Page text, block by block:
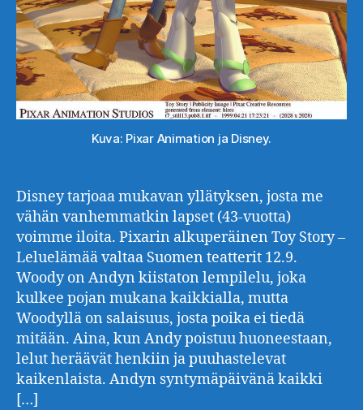
Kuva: Pixar Animation ja Disney.
Disney tarjoaa mukavan yllätyksen, josta me
vähän vanhemmatkin lapset (43-vuotta)
voimme iloita. Pixarin alkuperäinen Toy Story –
Leluelämää valtaa Suomen teatterit 12.9.
Woody on Andyn kiistaton lempilelu, joka
kulkee pojan mukana kaikkialla, mutta
Woodyllä on salaisuus, josta poika ei tiedä
mitään. Aina, kun Andy poistuu huoneestaan,
lelut heräävät henkiin ja puuhastelevat
kaikenlaista. Andyn syntymäpäivänä kaikki
[…]